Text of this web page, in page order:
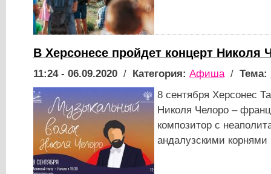
В Херсонесе пройдет концерт Николя
11:24 - 06.09.2020 / Категория: Афиша/ Тема:
8 сентября Херсонес
Николя Челоро –
композитор с
андалузскими корнями